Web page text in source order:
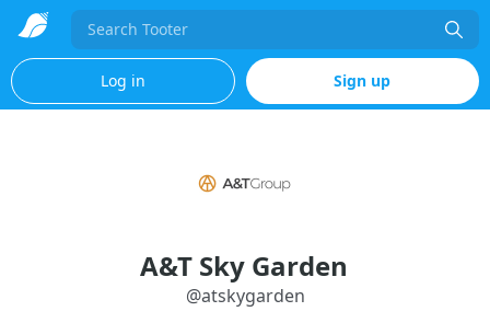
Search
Log in Sign up
A&T Sky Garden
@atskygarden